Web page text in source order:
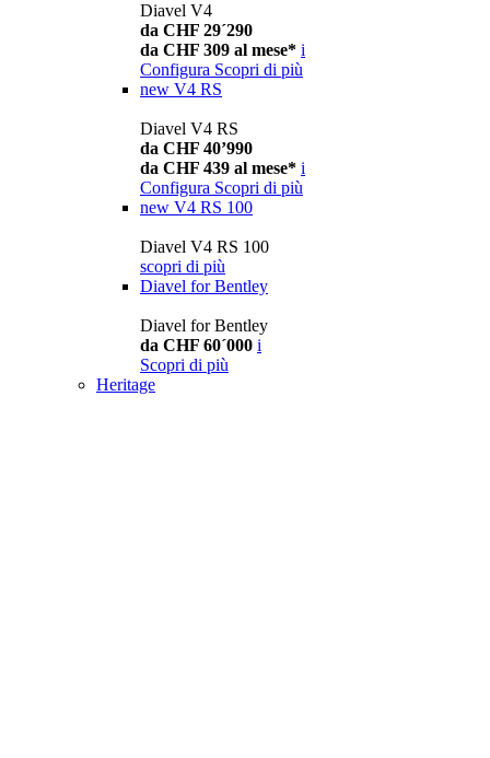
Diavel V4
da CHF 29´290
da CHF 309 al mese* i
Configura Scopri di più
new V4 RS
Diavel V4 RS
da CHF 40’990
da CHF 439 al mese* i
Configura Scopri di più
new V4 RS 100
Diavel V4 RS 100
scopri di più
Diavel for Bentley
Diavel for Bentley
da CHF 60´000 i
Scopri di più
Heritage